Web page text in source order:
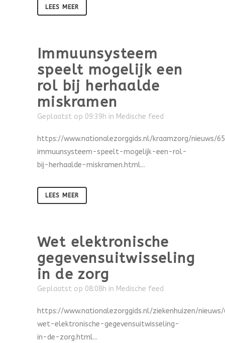
LEES MEER
Immuunsysteem
speelt mogelijk een
rol bij herhaalde
miskramen
Geplaatst op 09:39h in Medische feed
https://www.nationalezorggids.nl/kraamzorg/nieuws/
immuunsysteem-speelt-mogelijk-een-rol-
bij-herhaalde-miskramen.html...
LEES MEER
Wet elektronische
gegevensuitwisseling
in de zorg
Geplaatst op 08:08h in Medische feed
https://www.nationalezorggids.nl/ziekenhuizen/
wet-elektronische-gegevensuitwisseling-
in-de-zorg.html...